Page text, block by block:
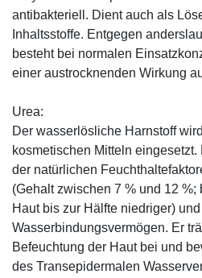
antibakteriell. Dient auch als
Inhaltsstoffe. Entgegen
besteht bei normalen
einer austrocknenden Wirkung
Urea:
Der wasserlösliche Harnstoff
kosmetischen Mitteln eingesetzt.
der natürlichen
(Gehalt zwischen 7 % und 12
Haut bis zur Hälfte niedriger)
Wasserbindungsvermögen. Er
Befeuchtung der Haut bei und
des Transepidermalen